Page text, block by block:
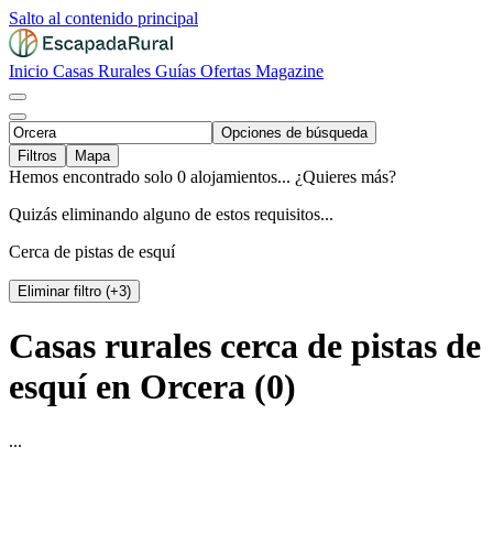
Salto al contenido principal
Inicio Casas Rurales Guías Ofertas Magazine
Opciones de búsqueda
Filtros
Mapa
Hemos encontrado solo 0 alojamientos... ¿Quieres más?
Quizás eliminando alguno de estos requisitos...
Cerca de pistas de esquí
Eliminar filtro (+3)
Casas rurales cerca de pistas de
esquí en Orcera (0)
...